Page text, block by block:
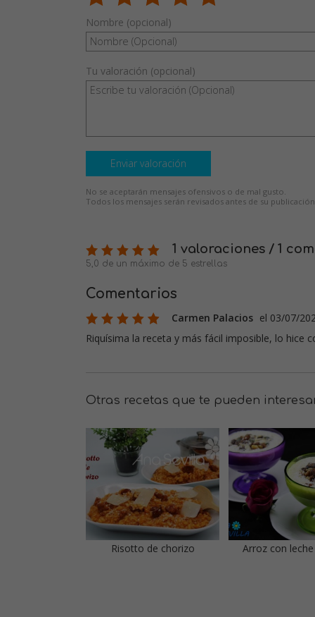
Nombre (opcional)
Tu valoración (opcional)
Enviar valoración
No se aceptarán mensajes ofensivos o de mal gusto.
Todos los mensajes serán revisados antes de su
1 valoraciones / 1
5,0 de un máximo de 5 estrellas
Comentarios
Carmen Palacios el 03/07/
Riquísima la receta y más fácil imposible, lo hice
Otras recetas que te pueden
Risotto de chorizo Arroz con